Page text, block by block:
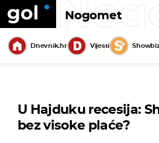
Nogomet
Dnevnik.hr Vijesti
U Hajduku recesija:
bez visoke plaće?